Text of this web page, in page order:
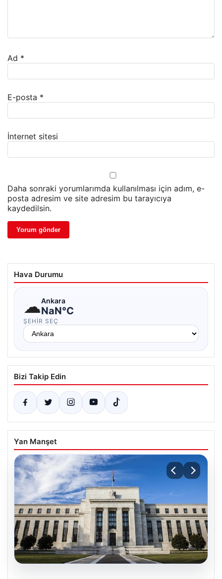
Ad *
E-posta *
İnternet sitesi
Daha sonraki yorumlarımda kullanılması için adım, e-
posta adresim ve site adresim bu tarayıcıya
kaydedilsin.
Hava Durumu
☁Ankara
NaN°C
ŞEHIR SEÇ
Bizi Takip Edin
Yan Manşet